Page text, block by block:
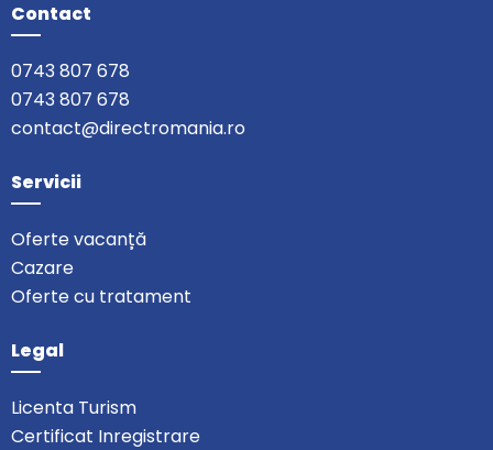
Contact
0743 807 678
0743 807 678
contact@directromania.ro
Servicii
Oferte vacanță
Cazare
Oferte cu tratament
Legal
Licenta Turism
Certificat Inregistrare